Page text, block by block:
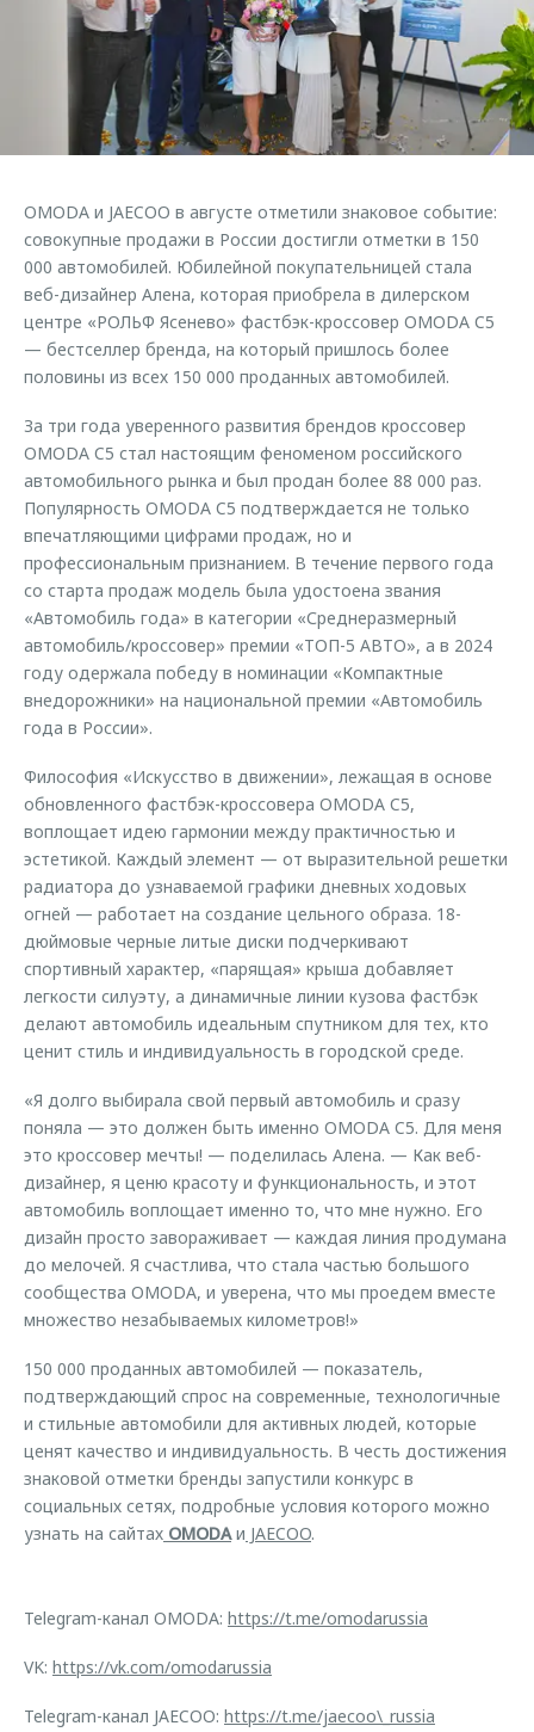
Страхование
Кредитный калькулятор
Аксессуары
Одежда и сувениры
Запчасти
Трейд-ин
Калькулятор трейд-ин
Руководства по эксплуатации
Клиентская поддержка
O&J Автоклуб
Клуб владельцев OMODA
Аксессуары
Одежда и сувениры
Оригинальные аксессуары
Запчасти
Обратная связь
OMODA и JAECOO в августе отметили знаковое событие:
совокупные продажи в России достигли отметки в 150
000 автомобилей. Юбилейной покупательницей стала
веб-дизайнер Алена, которая приобрела в дилерском
центре «РОЛЬФ Ясенево» фастбэк-кроссовер OMODA C5
— бестселлер бренда, на который пришлось более
половины из всех 150 000 проданных автомобилей.
За три года уверенного развития брендов кроссовер
OMODA C5 стал настоящим феноменом российского
автомобильного рынка и был продан более 88 000 раз.
Популярность OMODA C5 подтверждается не только
впечатляющими цифрами продаж, но и
профессиональным признанием. В течение первого года
со старта продаж модель была удостоена звания
«Автомобиль года» в категории «Среднеразмерный
автомобиль/кроссовер» премии «ТОП-5 АВТО», а в 2024
году одержала победу в номинации «Компактные
внедорожники» на национальной премии «Автомобиль
года в России».
Философия «Искусство в движении», лежащая в основе
обновленного фастбэк-кроссовера OMODA C5,
воплощает идею гармонии между практичностью и
эстетикой. Каждый элемент — от выразительной решетки
радиатора до узнаваемой графики дневных ходовых
огней — работает на создание цельного образа. 18-
дюймовые черные литые диски подчеркивают
спортивный характер, «парящая» крыша добавляет
легкости силуэту, а динамичные линии кузова фастбэк
делают автомобиль идеальным спутником для тех, кто
ценит стиль и индивидуальность в городской среде.
«Я долго выбирала свой первый автомобиль и сразу
поняла — это должен быть именно OMODA C5. Для меня
это кроссовер мечты! — поделилась Алена. — Как веб-
дизайнер, я ценю красоту и функциональность, и этот
автомобиль воплощает именно то, что мне нужно. Его
дизайн просто завораживает — каждая линия продумана
до мелочей. Я счастлива, что стала частью большого
сообщества OMODA, и уверена, что мы проедем вместе
множество незабываемых километров!»
150 000 проданных автомобилей — показатель,
подтверждающий спрос на современные, технологичные
и стильные автомобили для активных людей, которые
ценят качество и индивидуальность. В честь достижения
знаковой отметки бренды запустили конкурс в
социальных сетях, подробные условия которого можно
узнать на сайтах OMODAи JAECOO.
Telegram-канал OMODA: https://t.me/omodarussia
VK: https://vk.com/omodarussia
Telegram-канал JAECOO: https://t.me/jaecoo\_russia